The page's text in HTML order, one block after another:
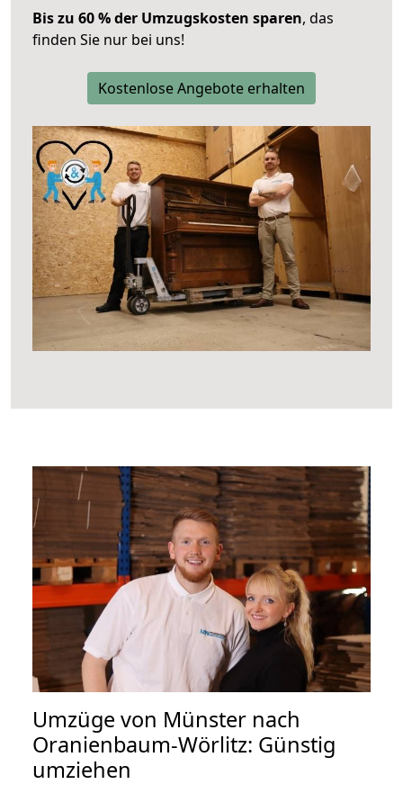
Bis zu 60 % der Umzugskosten sparen, das
finden Sie nur bei uns!
Kostenlose Angebote erhalten
Umzüge von Münster nach
Oranienbaum-Wörlitz: Günstig
umziehen